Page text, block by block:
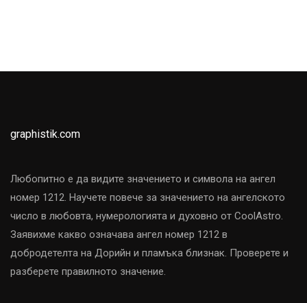
graphistik.com
Любопитно е да видите значението и символа на ангел
номер 1212. Научете повече за значението на ангелското
число в любовта, нумерологията и духовно от CoolAstro.
Заявихме какво означава ангел номер 1212 в
добродетелта на Дорийн и пламъка близнак. Проверете и
разберете правилното значение.